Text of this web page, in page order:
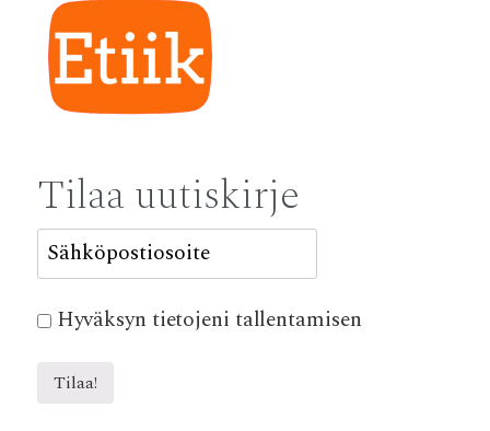
Tilaa uutiskirje
Hyväksyn tietojeni tallentamisen